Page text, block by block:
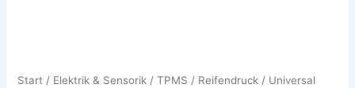
Start / Elektrik & Sensorik /TPMS / Reifendruck / Universal
Silber